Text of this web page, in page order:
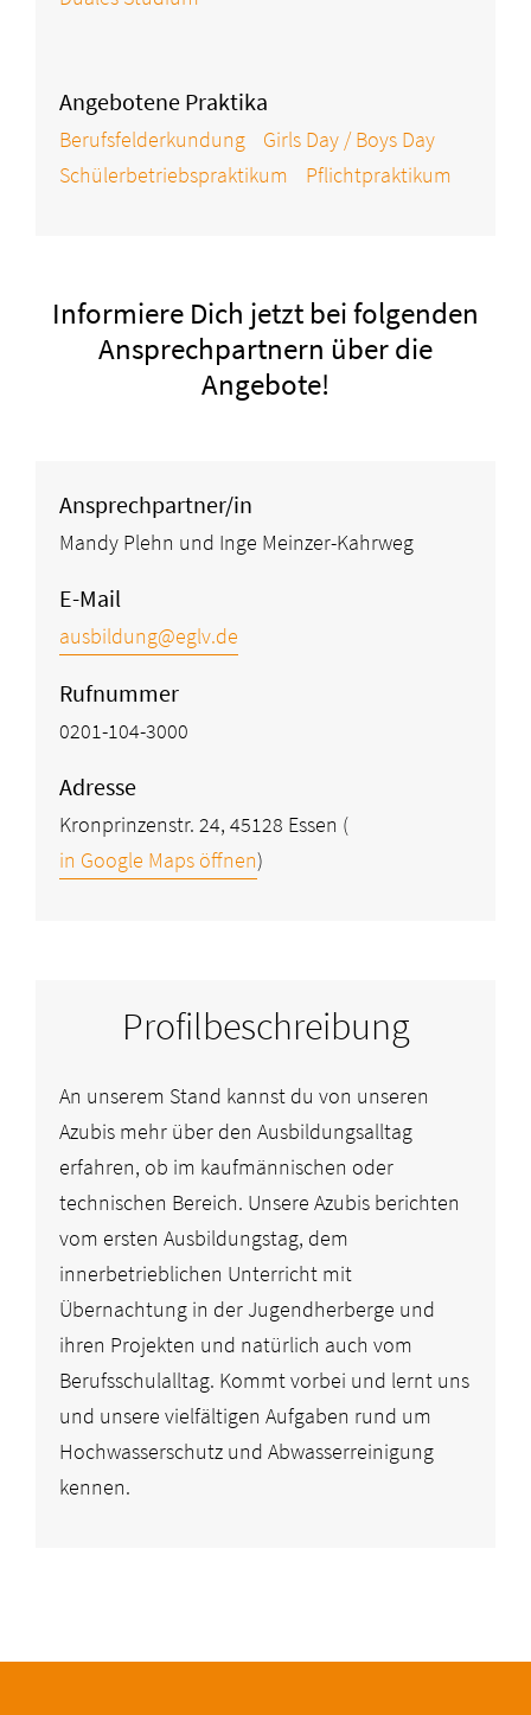
Angebotene Praktika
Berufsfelderkundung
Girls Day / Boys Day
Schülerbetriebspraktikum
Pflichtpraktikum
Informiere Dich jetzt bei folgenden
Ansprechpartnern über die
Angebote!
Ansprechpartner/in
Mandy Plehn und Inge Meinzer-Kahrweg
E-Mail
ausbildung@eglv.de
Rufnummer
0201-104-3000
Adresse
Kronprinzenstr. 24, 45128 Essen (
in Google Maps öffnen)
Profilbeschreibung
An unserem Stand kannst du von unseren
Azubis mehr über den Ausbildungsalltag
erfahren, ob im kaufmännischen oder
technischen Bereich. Unsere Azubis berichten
vom ersten Ausbildungstag, dem
innerbetrieblichen Unterricht mit
Übernachtung in der Jugendherberge und
ihren Projekten und natürlich auch vom
Berufsschulalltag. Kommt vorbei und lernt uns
und unsere vielfältigen Aufgaben rund um
Hochwasserschutz und Abwasserreinigung
kennen.